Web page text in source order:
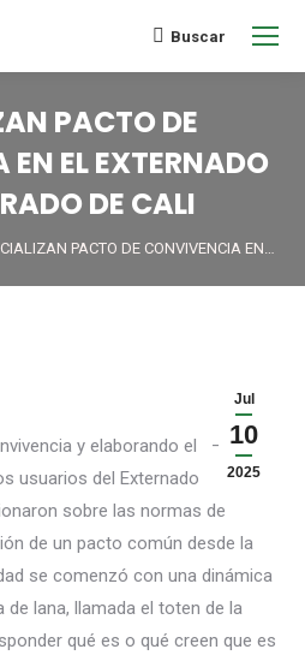
Buscar
PACTO DE
EL EXTERNADO
DE CALI
PACTO DE CONVIVENCIA EN…
Jul
10
2025
y elaborando el – «El
usuarios del Externado
sobre las normas de
de un pacto común desde la
se comenzó con una dinámica
de lana, llamada el toten de la
qué es o qué creen que es